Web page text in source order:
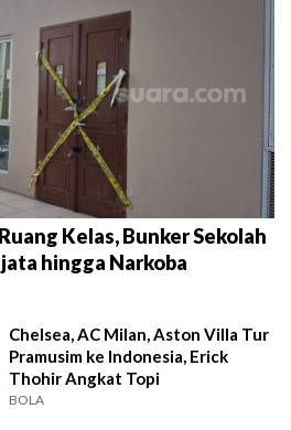
Kelas, Bunker Sekolah
hingga Narkoba
Chelsea, AC Milan, Aston Villa Tur
Pramusim ke Indonesia, Erick
Thohir Angkat Topi
BOLA